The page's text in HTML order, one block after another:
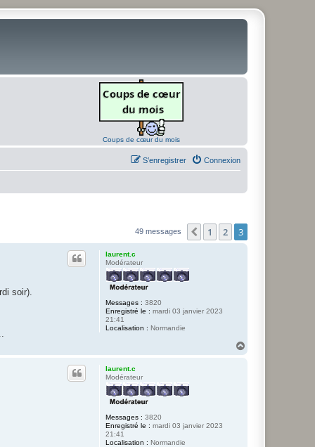
Coups de cœur du mois
Connexion
S’enregistrer
49 messages Précédente
1 2 3
laurent.c
Modérateur
Messages : 3820
Enregistré le : mardi 03 janvier 2023
21:41
Localisation : Normandie
soir).
laurent.c
Modérateur
Messages : 3820
Enregistré le : mardi 03 janvier 2023
21:41
Localisation : Normandie